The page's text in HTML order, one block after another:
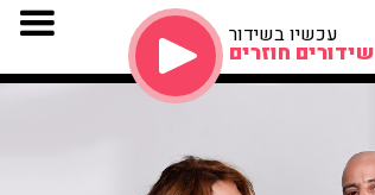
עכשיו בשידור
שידורים חוזרים